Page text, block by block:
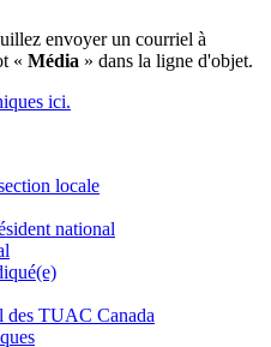
envoyer un courriel à
« Média » dans la ligne d'objet.
ici.
locale
national
des TUAC Canada